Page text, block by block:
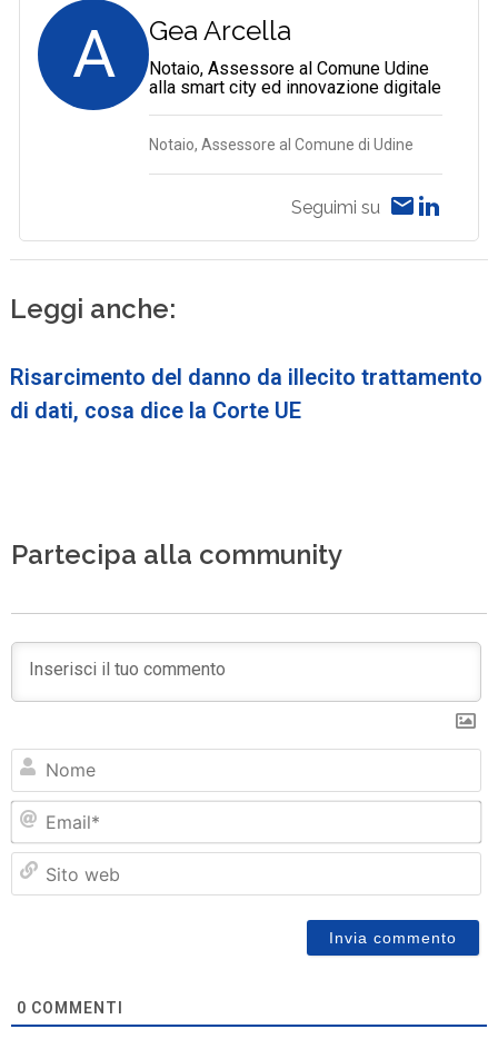
A Gea Arcella
Notaio, Assessore al Comune Udine
alla smart city ed innovazione digitale
Notaio, Assessore al Comune di Udine
Seguimi su
Leggi anche:
Risarcimento del danno da illecito trattamento
di dati, cosa dice la Corte UE
Partecipa alla community
0 COMMENTI